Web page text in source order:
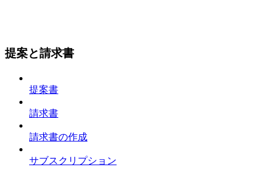
提案と請求書
提案書
請求書
請求書の作成
サブスクリプション